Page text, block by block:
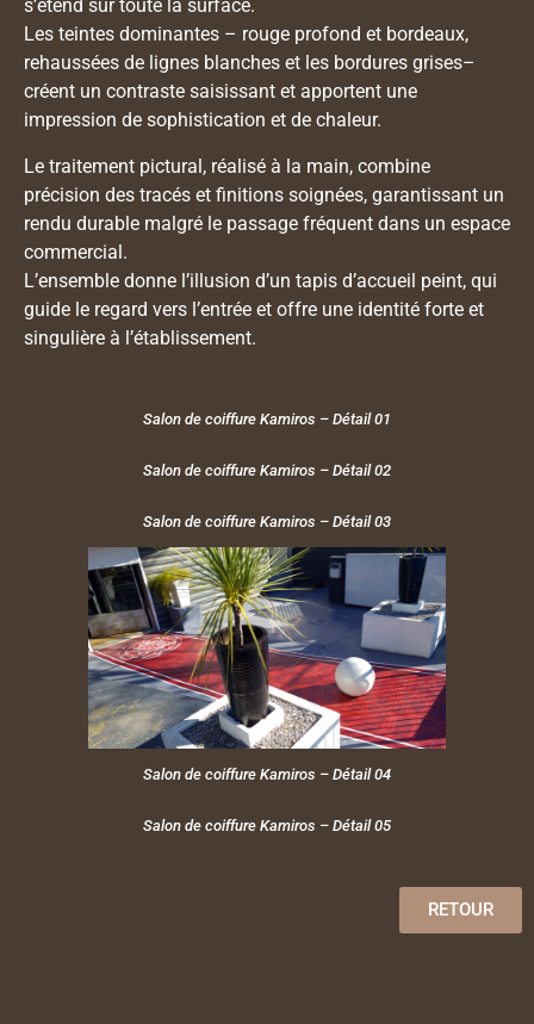
s’étend sur toute la surface.
Les teintes dominantes – rouge profond et bordeaux,
rehaussées de lignes blanches et les bordures grises–
créent un contraste saisissant et apportent une
impression de sophistication et de chaleur.
Le traitement pictural, réalisé à la main, combine
précision des tracés et finitions soignées, garantissant un
rendu durable malgré le passage fréquent dans un espace
commercial.
L’ensemble donne l’illusion d’un tapis d’accueil peint, qui
guide le regard vers l’entrée et offre une identité forte et
singulière à l’établissement.
Salon de coiffure Kamiros – Détail 01
Salon de coiffure Kamiros – Détail 02
Salon de coiffure Kamiros – Détail 03
Salon de coiffure Kamiros – Détail 04
Salon de coiffure Kamiros – Détail 05
RETOUR